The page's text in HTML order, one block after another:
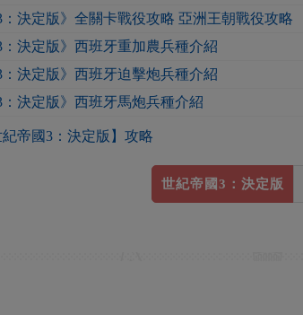
：決定版》全關卡戰役攻略 亞洲王朝戰役攻略
：決定版》西班牙重加農兵種介紹
：決定版》西班牙迫擊炮兵種介紹
：決定版》西班牙馬炮兵種介紹
帝國3：決定版】攻略
世紀帝國3：決定版